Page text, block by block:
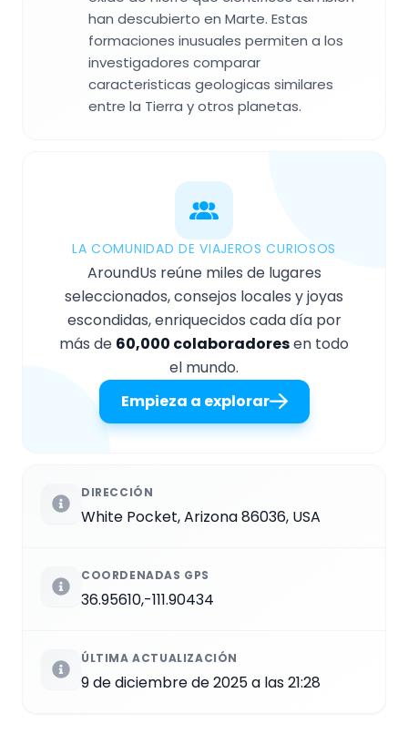
han descubierto en Marte. Estas
formaciones inusuales permiten a los
investigadores comparar
caracteristicas geologicas similares
entre la Tierra y otros planetas.
LA COMUNIDAD DE VIAJEROS CURIOSOS
AroundUs reúne miles de lugares
seleccionados, consejos locales y joyas
escondidas, enriquecidos cada día por
más de 60,000 colaboradoresen todo
el mundo.
Empieza a explorar
DIRECCIÓN
White Pocket, Arizona 86036, USA
COORDENADAS GPS
36.95610,-111.90434
ÚLTIMA ACTUALIZACIÓN
9 de diciembre de 2025 a las 21:28